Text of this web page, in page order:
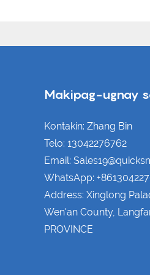
Makipag-ugnay
Kontakin: Zhang Bin
Telo: 13042276762
Email:
WhatsApp:
Address: Xinglong
Wen'an County,
PROVINCE